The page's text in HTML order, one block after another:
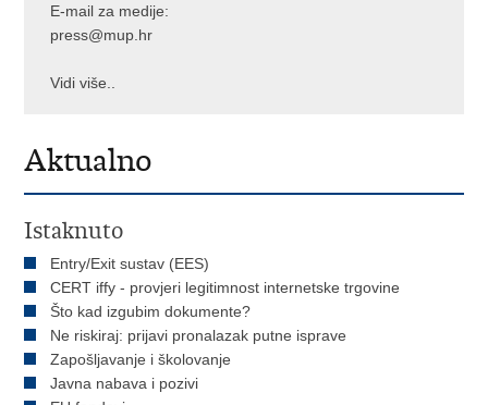
E-mail za medije:
press@mup.hr
Vidi više..
Aktualno
Istaknuto
Entry/Exit sustav (EES)
CERT iffy - provjeri legitimnost internetske trgovine
Što kad izgubim dokumente?
Ne riskiraj: prijavi pronalazak putne isprave
Zapošljavanje i školovanje
Javna nabava i pozivi